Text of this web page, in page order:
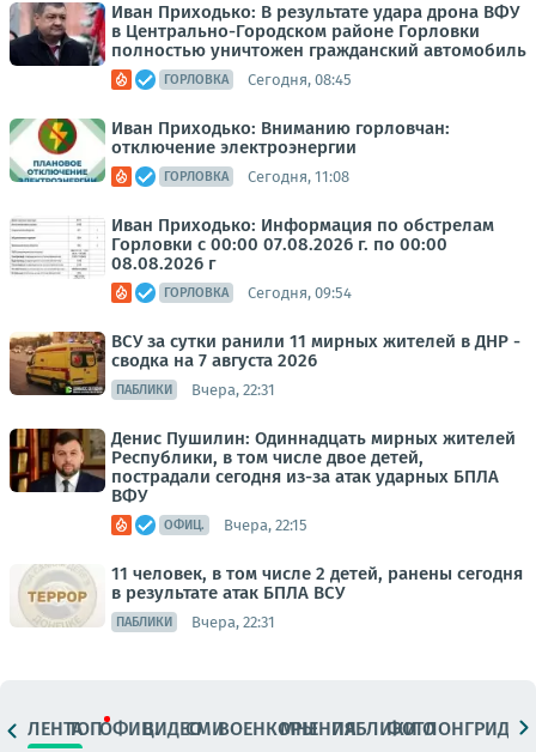
Иван Приходько: В результате удара дрона ВФУ
в Центрально-Городском районе Горловки
полностью уничтожен гражданский автомобиль
ГОРЛОВКА Сегодня, 08:45
Иван Приходько: Вниманию горловчан:
отключение электроэнергии
ГОРЛОВКА Сегодня, 11:08
Иван Приходько: Информация по обстрелам
Горловки с 00:00 07.08.2026 г. по 00:00
08.08.2026 г
ГОРЛОВКА Сегодня, 09:54
ВСУ за сутки ранили 11 мирных жителей в ДНР -
сводка на 7 августа 2026
ПАБЛИКИ Вчера, 22:31
Денис Пушилин: Одиннадцать мирных жителей
Республики, в том числе двое детей,
пострадали сегодня из-за атак ударных БПЛА
ВФУ
ОФИЦ. Вчера, 22:15
11 человек, в том числе 2 детей, ранены сегодня
в результате атак БПЛА ВСУ
ПАБЛИКИ Вчера, 22:31
ЛЕНТАТОПОФИЦ.ВИДЕОСМИВОЕНКОРЫМНЕНИЯПАБЛИКИ
ФОТОЛОНГРИДЫ